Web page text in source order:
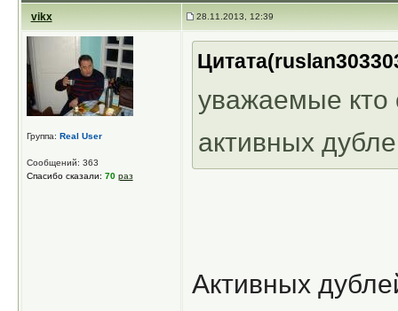
vikx 28.11.2013, 12:39
Группа: Real User
Сообщений: 363
Спасибо сказали: 70 раз
уважаемые кто
активных
Активных